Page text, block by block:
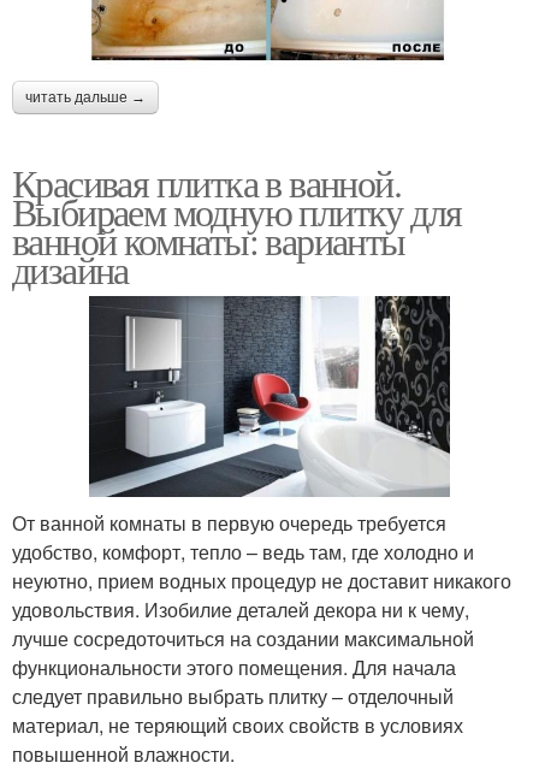
читать дальше →
Красивая плитка в ванной.
Выбираем модную плитку для
ванной комнаты: варианты
дизайна
От ванной комнаты в первую очередь требуется
удобство, комфорт, тепло – ведь там, где холодно и
неуютно, прием водных процедур не доставит никакого
удовольствия. Изобилие деталей декора ни к чему,
лучше сосредоточиться на создании максимальной
функциональности этого помещения. Для начала
следует правильно выбрать плитку – отделочный
материал, не теряющий своих свойств в условиях
повышенной влажности.